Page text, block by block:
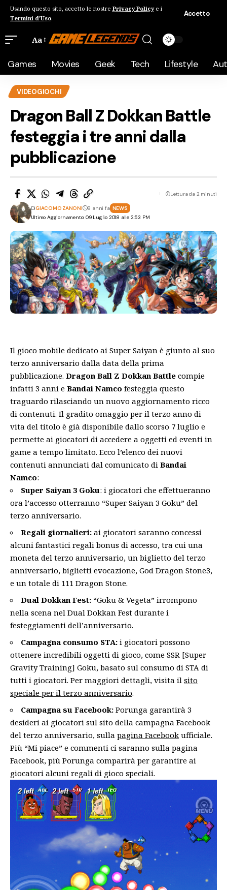
Usando questo sito, accetto le nostre Privacy Policye i
Termini d'Uso.
Accetto
Aa
Games Movies Geek Tech Lifestyle
VIDEOGIOCHI
Dragon Ball Z Dokkan Battle
festeggia i tre anni dalla
pubblicazione
Ultimo Aggiornamento: 09 Luglio 2018 alle 2:53 PM
DiGIACOMO ZANONI 8 anni fa NEWS
Lettura da 2 minuti
Il gioco mobile dedicato ai Super Saiyan è giunto al suo
terzo anniversario dalla data della prima
pubblicazione. Dragon Ball Z Dokkan Battle compie
infatti 3 anni e Bandai Namco festeggia questo
traguardo rilasciando un nuovo aggiornamento ricco
di contenuti. Il gradito omaggio per il terzo anno di
vita del titolo è già disponibile dallo scorso 7 luglio e
permette ai giocatori di accedere a oggetti ed eventi in
game a tempo limitato. Ecco l’elenco dei nuovi
contenuti annunciati dal comunicato di Bandai
Namco:
Super Saiyan 3 Goku: i giocatori che effettueranno
ora l’accesso otterranno “Super Saiyan 3 Goku” del
terzo anniversario.
Regali giornalieri: ai giocatori saranno concessi
alcuni fantastici regali bonus di accesso, tra cui una
moneta del terzo anniversario, un biglietto del terzo
anniversario, biglietti evocazione, God Dragon Stone3,
e un totale di 111 Dragon Stone.
Dual Dokkan Fest: “Goku & Vegeta” irrompono
nella scena nel Dual Dokkan Fest durante i
festeggiamenti dell’anniversario.
Campagna consumo STA: i giocatori possono
ottenere incredibili oggetti di gioco, come SSR [Super
Gravity Training] Goku, basato sul consumo di STA di
tutti i giocatori. Per maggiori dettagli, visita il sito
speciale per il terzo anniversario.
Campagna su Facebook: Porunga garantirà 3
desideri ai giocatori sul sito della campagna Facebook
del terzo anniversario, sulla pagina Facebook ufficiale.
Più “Mi piace” e commenti ci saranno sulla pagina
Facebook, più Porunga comparirà per garantire ai
giocatori alcuni regali di gioco speciali.